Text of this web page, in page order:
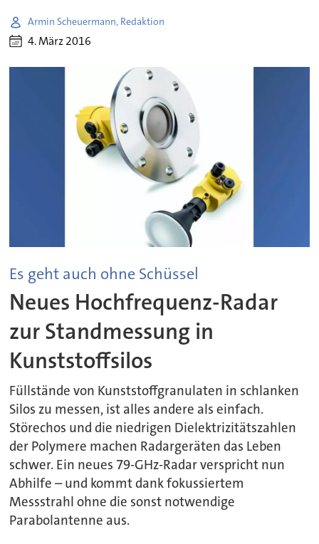
Armin Scheuermann, Redaktion
4. März 2016
Es geht auch ohne Schüssel
Neues Hochfrequenz-Radar
zur Standmessung in
Kunststoffsilos
Füllstände von Kunststoffgranulaten in schlanken
Silos zu messen, ist alles andere als einfach.
Störechos und die niedrigen Dielektrizitätszahlen
der Polymere machen Radargeräten das Leben
schwer. Ein neues 79-GHz-Radar verspricht nun
Abhilfe – und kommt dank fokussiertem
Messstrahl ohne die sonst notwendige
Parabolantenne aus.